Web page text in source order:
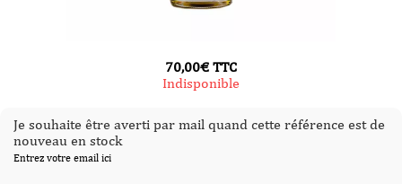
70,00€ TTC
Indisponible
Je souhaite être averti par mail quand cette référence est de
nouveau en stock
Entrez votre email ici